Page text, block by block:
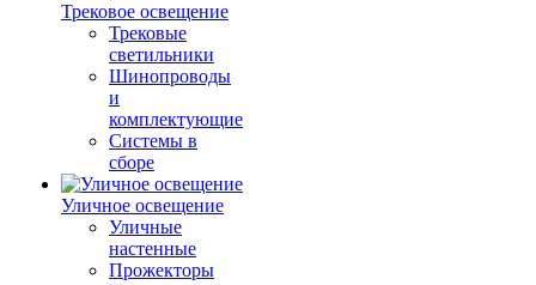
Трековое освещение
Трековые
светильники
Шинопроводы
и
комплектующие
Системы в
сборе
Уличное освещение
Уличные
настенные
Прожекторы